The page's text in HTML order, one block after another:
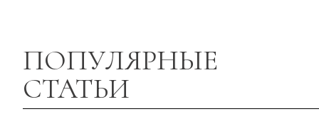
ПОПУЛЯРНЫЕ
СТАТЬИ